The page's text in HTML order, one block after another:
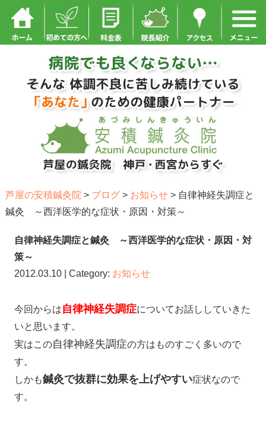
芦屋の安積鍼灸院 > ブログ> お知らせ> 自律神経失調症と
鍼灸 ～西洋医学的な症状・原因・対策～
自律神経失調症と鍼灸 ～西洋医学的な症状・原因・対
策～
2012.03.10 | Category: お知らせ
今回からは自律神経失調症についてお話ししていきた
いと思います。
実はこの自律神経失調症の方はものすごく多いので
す。
しかも鍼灸で抜群に効果を上げやすい症状なので
す。